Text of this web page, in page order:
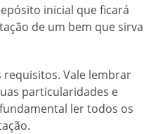
inicial que ficará
de um bem que sirva
requisitos. Vale lembrar
particularidades e
ler todos os